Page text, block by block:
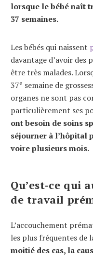
lorsque le bébé naît
37 semaines.
Les bébés qui naissent
davantage d’avoir des
être très malades.
37e semaine de
organes ne sont pas
particulièrement ses
ont besoin de soins
séjourner à l’hôpital
voire plusieurs mois.
Qu’est-ce qui
de travail
L’accouchement
les plus fréquentes de
moitié des cas, la